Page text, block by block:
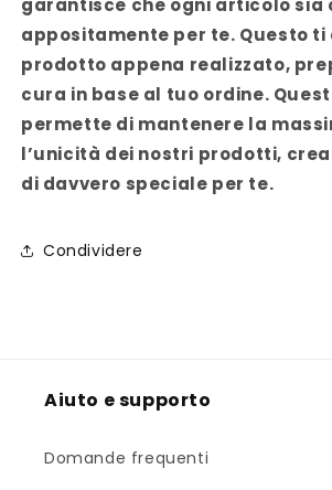
garantisce che ogni articolo sia
appositamente per te. Questo ti
prodotto appena realizzato,
cura in base al tuo ordine.
permette di mantenere la
l’unicità dei nostri prodotti,
di davvero speciale per te.
Condividere
Aiuto e supporto
Domande frequenti